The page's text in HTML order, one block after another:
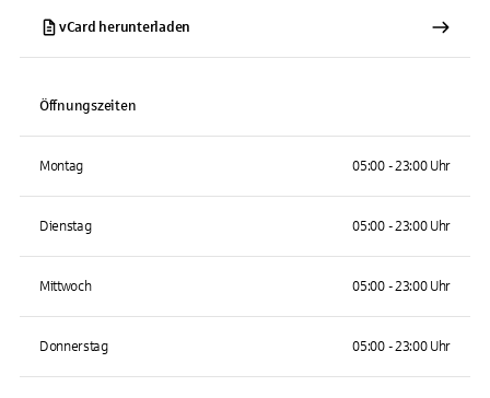
vCard herunterladen
Öffnungszeiten
Montag 05:00 - 23:00 Uhr
Dienstag 05:00 - 23:00 Uhr
Mittwoch 05:00 - 23:00 Uhr
Donnerstag 05:00 - 23:00 Uhr